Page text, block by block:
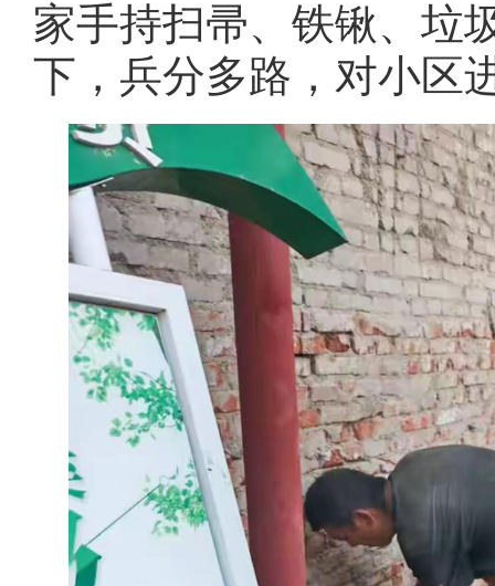
家手持扫帚、铁锹、垃
下，兵分多路，对小区